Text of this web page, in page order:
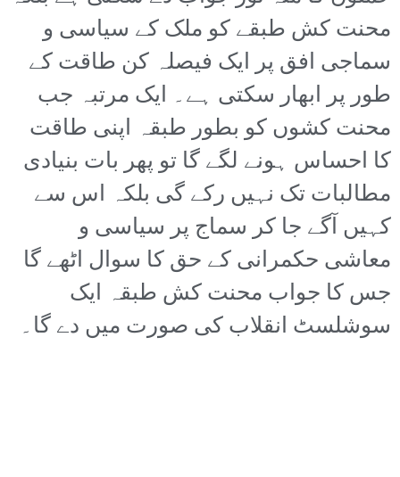
محنت کش طبقے کو ملک کے سیاسی و
سماجی افق پر ایک فیصلہ کن طاقت کے
طور پر ابھار سکتی ہے۔ ایک مرتبہ جب
محنت کشوں کو بطور طبقہ اپنی طاقت
کا احساس ہونے لگے گا تو پھر بات بنیادی
مطالبات تک نہیں رکے گی بلکہ اس سے
کہیں آگے جا کر سماج پر سیاسی و
معاشی حکمرانی کے حق کا سوال اٹھے گا
جس کا جواب محنت کش طبقہ ایک
سوشلسٹ انقلاب کی صورت میں دے گا۔